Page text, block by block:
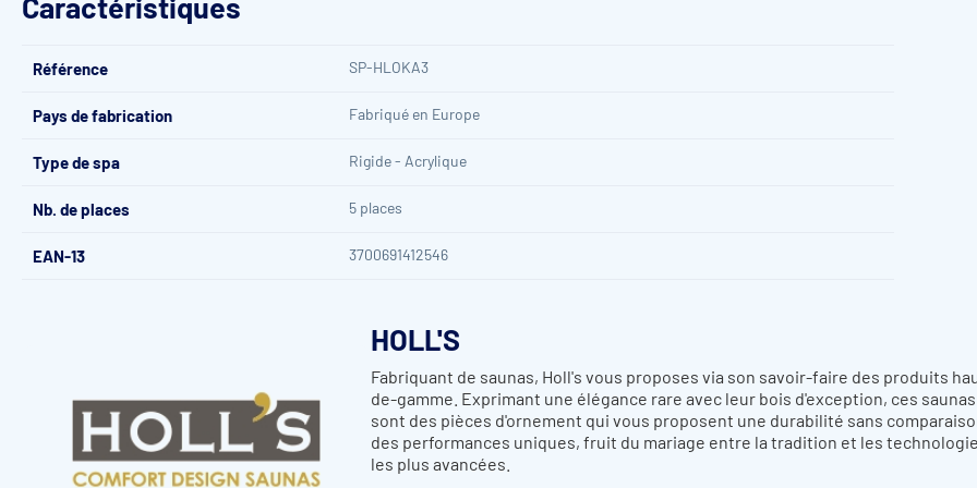
Escalier
Caractéristiques du Spa Holl's Oka 3 Saphire - 5 places
Panneau de commande
Acier Inox CMP
20 bi-rotatives
Buses d'air chaud (x9)
Venturi : réglage du mélange air/eau
Ozonateur + Lampe UV
Équipements
Jets Leds + projecteur LED
Cascade
Appuis-tête souples
Référence SP-HLOKA3
Pays de fabrication Fabriqué en Europe
Type de spa Rigide - Acrylique
Nb. de places 5 places
EAN-13 3700691412546
HOLL'S
Fabriquant de saunas, Holl's vous proposes via son savoir-faire des produits
de-gamme. Exprimant une élégance rare avec leur bois d'exception, ces saunas
sont des pièces d'ornement qui vous proposent une durabilité sans
des performances uniques, fruit du mariage entre la tradition et les
les plus avancées.